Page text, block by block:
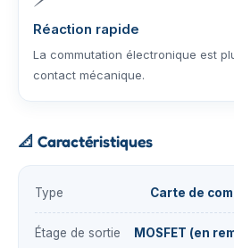
Réaction rapide
La commutation électronique est
contact mécanique.
📐 Caractéristiques
Type Carte de
Étage de sortie MOSFET (en